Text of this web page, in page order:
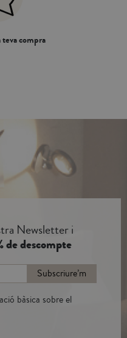
teva compra
Newsletter i
de descompte
Subscriure’m
bàsica sobre el